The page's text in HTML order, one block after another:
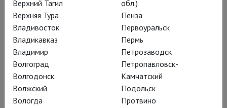
Спектакль Камы Гинкаса «Записки
покойного Белкина» в Московском
Театре юного зрителя – вещь
мудрая, но вполне юная по
исполнению и настроению
Верхний Тагил
Верхняя Тура
Владивосток
Владикавказ
Владимир
Волгоград
Волгодонск
Волжский
Вологда
обл.)
Пенза
Первоуральск
Пермь
Петрозаводск
Петропавловск-
Камчатский
Подольск
Протвино